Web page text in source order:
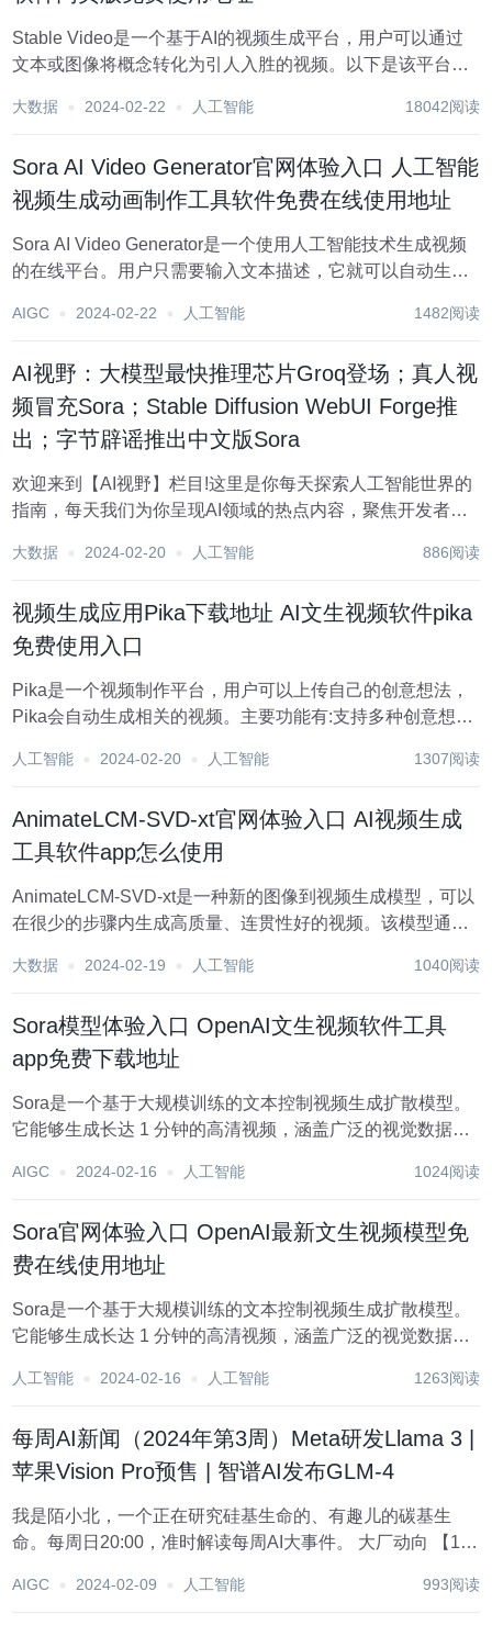
Stable Video是一个基于AI的视频生成平台，用户可以通过
文本或图像将概念转化为引人入胜的视频。以下是该平台的
的深度学习技术，高质量生成各类视频内容。 生成速度快：
大数据 2024-02-22 人工智能 18042阅读
Sora AI Video Generator官网体验入口 人工智能
视频生成动画制作工具软件免费在线使用地址
Sora AI Video Generator是一个使用人工智能技术生成视频
的在线平台。用户只需要输入文本描述，它就可以自动生成
需专业技术就可以创作出精美的视频内容。关键功能包括：
AIGC 2024-02-22 人工智能 1482阅读
AI视野：大模型最快推理芯片Groq登场；真人视
频冒充Sora；Stable Diffusion WebUI Forge推
出；字节辟谣推出中文版Sora
欢迎来到【AI视野】栏目!这里是你每天探索人工智能世界的
指南，每天我们为你呈现AI领域的热点内容，聚焦开发者，
了解：https://top.aibase.com/ ???AI新鲜事 大模型最快推理
大数据 2024-02-20 人工智能 886阅读
视频生成应用Pika下载地址 AI文生视频软件pika
免费使用入口
Pika是一个视频制作平台，用户可以上传自己的创意想法，
Pika会自动生成相关的视频。主要功能有:支持多种创意想法
模式，定位面向创意者和视频爱好者。 需求人群： "适用于
人工智能 2024-02-20 人工智能 1307阅读
AnimateLCM-SVD-xt官网体验入口 AI视频生成
工具软件app怎么使用
AnimateLCM-SVD-xt是一种新的图像到视频生成模型，可以
在很少的步骤内生成高质量、连贯性好的视频。该模型通过
连贯，同时大大减少了计算量。关键特点包括:1 4- 8 步内生
大数据 2024-02-19 人工智能 1040阅读
Sora模型体验入口 OpenAI文生视频软件工具
app免费下载地址
Sora是一个基于大规模训练的文本控制视频生成扩散模型。
它能够生成长达 1 分钟的高清视频，涵盖广泛的视觉数据类
练，将其分解为时空位置补丁，实现了可扩展的视频生成。
AIGC 2024-02-16 人工智能 1024阅读
Sora官网体验入口 OpenAI最新文生视频模型免
费在线使用地址
Sora是一个基于大规模训练的文本控制视频生成扩散模型。
它能够生成长达 1 分钟的高清视频，涵盖广泛的视觉数据类
练，将其分解为时空位置补丁，实现了可扩展的视频生成。
人工智能 2024-02-16 人工智能 1263阅读
每周AI新闻（2024年第3周）Meta研发Llama 3 |
苹果Vision Pro预售 | 智谱AI发布GLM-4
我是陌小北，一个正在研究硅基生命的、有趣儿的碳基生
命。每周日20:00，准时解读每周AI大事件。 大厂动向 【1】
格（Mark Zuckerberg）=宣布公司将对两个关键A...
AIGC 2024-02-09 人工智能 993阅读